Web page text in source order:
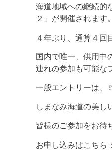
海道地域への継続的
２」が開催されます。
４年ぶり、通算４回
国内で唯一、供用中
連れの参加も可能な
一般エントリーは、
しまなみ海道の美し
皆様のご参加をお待
お申し込みはこちら：